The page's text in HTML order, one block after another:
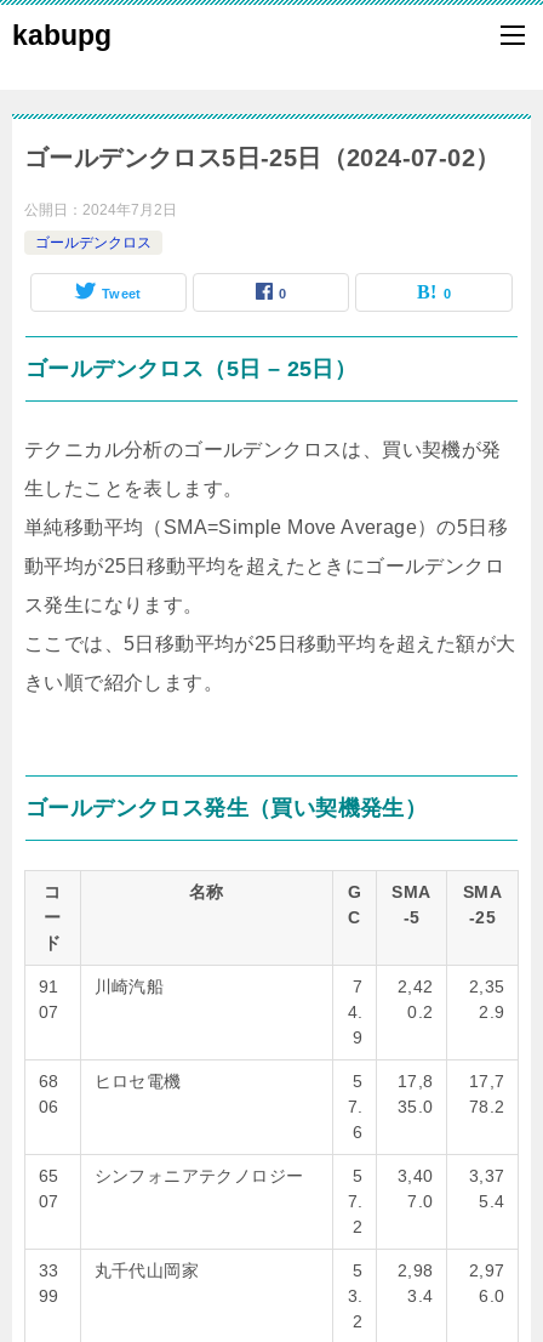
kabupg
ゴールデンクロス5日-25日（2024-07-02）
公開日： 2024年7月2日
ゴールデンクロス
Tweet 0 0
ゴールデンクロス（5日 – 25日）
テクニカル分析のゴールデンクロスは、買い契機が発
生したことを表します。
単純移動平均（SMA=Simple Move Average）の5日移
動平均が25日移動平均を超えたときにゴールデンクロ
ス発生になります。
ここでは、5日移動平均が25日移動平均を超えた額が大
きい順で紹介します。
ゴールデンクロス発生（買い契機発生）
コ
ー
ド
名称
G
C
SMA
-5
SMA
-25
91
07
川崎汽船
7
4.
9
2,42
0.2
2,35
2.9
68
06
ヒロセ電機
5
7.
6
17,8
35.0
17,7
78.2
65
07
シンフォニアテクノロジー
5
7.
2
3,40
7.0
3,37
5.4
33
99
丸千代山岡家
5
3.
2
2,98
3.4
2,97
6.0